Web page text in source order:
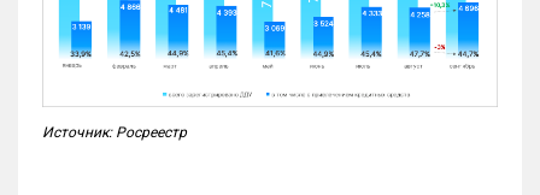
Источник: Росреестр